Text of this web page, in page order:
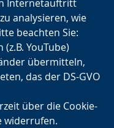
Internetauftritt
analysieren, wie
beachten Sie:
YouTube)
übermitteln,
das der DS-GVO
über die Cookie-
widerrufen.